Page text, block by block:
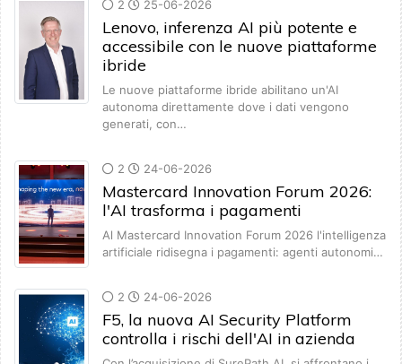
2 25-06-2026
Lenovo, inferenza AI più potente e
accessibile con le nuove piattaforme
ibride
Le nuove piattaforme ibride abilitano un'AI
autonoma direttamente dove i dati vengono
generati, con…
2 24-06-2026
Mastercard Innovation Forum 2026:
l'AI trasforma i pagamenti
Al Mastercard Innovation Forum 2026 l'intelligenza
artificiale ridisegna i pagamenti: agenti autonomi…
2 24-06-2026
F5, la nuova AI Security Platform
controlla i rischi dell'AI in azienda